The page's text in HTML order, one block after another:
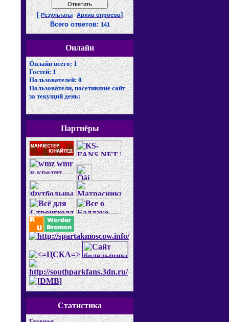
[Результаты Архив опросов]
Всего ответов: 141
Онлайн
Онлайн всего:1
Гостей:1
Пользователей:0
Пользователи, посетившие сайт
за текущий день:
Партнёры
Статистика